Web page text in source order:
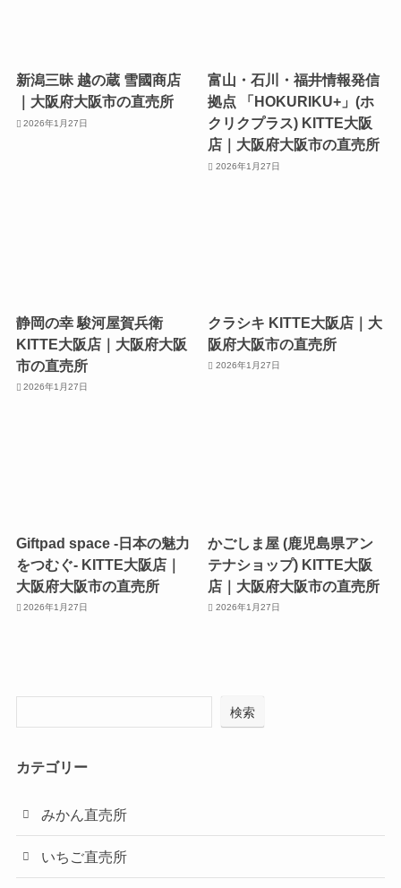
新潟三昧 越の蔵 雪國商店
｜大阪府大阪市の直売所
2026年1月27日
富山・石川・福井情報発信
拠点 「HOKURIKU+」(ホ
クリクプラス) KITTE大阪
店｜大阪府大阪市の直売所
2026年1月27日
静岡の幸 駿河屋賀兵衛
KITTE大阪店｜大阪府大阪
市の直売所
2026年1月27日
クラシキ KITTE大阪店｜大
阪府大阪市の直売所
2026年1月27日
Giftpad space -日本の魅力
をつむぐ- KITTE大阪店｜
大阪府大阪市の直売所
2026年1月27日
かごしま屋 (鹿児島県アン
テナショップ) KITTE大阪
店｜大阪府大阪市の直売所
2026年1月27日
検索
カテゴリー
みかん直売所
いちご直売所